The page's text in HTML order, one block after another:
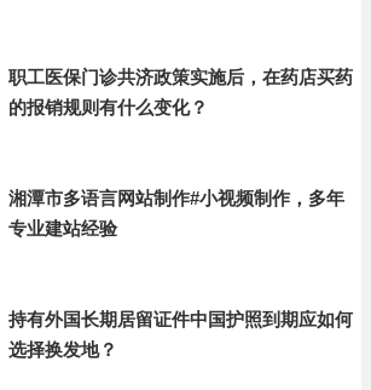
职工医保门诊共济政策实施后，在药店买药
的报销规则有什么变化？
湘潭市多语言网站制作#小视频制作，多年
专业建站经验
持有外国长期居留证件中国护照到期应如何
选择换发地？